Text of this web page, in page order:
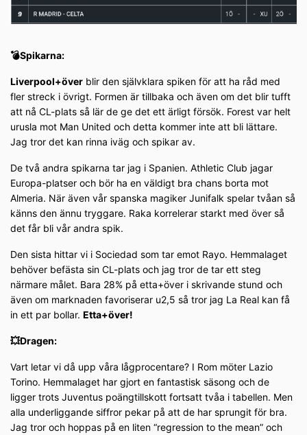
💣Spikarna:
Liverpool+över blir den självklara spiken för att ha råd med
fler streck i övrigt. Formen är tillbaka och även om det blir tufft
att nå CL-plats så lär de ge det ett ärligt försök. Forest var helt
urusla mot Man United och detta kommer inte att bli lättare.
Jag tror det kan rinna iväg och spikar av.
De två andra spikarna tar jag i Spanien. Athletic Club jagar
Europa-platser och bör ha en väldigt bra chans borta mot
Almeria. När även vår spanska magiker Junifalk spelar tvåan så
känns den ännu tryggare. Raka korrelerar starkt med över så
det får bli vår andra spik.
Den sista hittar vi i Sociedad som tar emot Rayo. Hemmalaget
behöver befästa sin CL-plats och jag tror de tar ett steg
närmare målet. Bara 28% på etta+över i skrivande stund och
även om marknaden favoriserar u2,5 så tror jag La Real kan få
in ett par bollar. Etta+över!
💥Dragen:
Vart letar vi då upp våra lågprocentare? I Rom möter Lazio
Torino. Hemmalaget har gjort en fantastisk säsong och de
ligger trots Juventus poängtillskott fortsatt tvåa i tabellen. Men
alla underliggande siffror pekar på att de har sprungit för bra.
Jag tror och hoppas på en liten “regression to the mean” och